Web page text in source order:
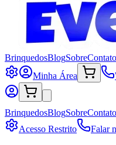
BrinquedosBlogSobreContato
Minha Área
BrinquedosBlogSobreContato
Acesso Restrito
Falar